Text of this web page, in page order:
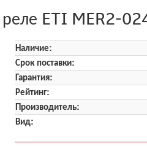
ETI MER2-
Наличие:
Срок поставки:
Гарантия:
Рейтинг:
Производитель:
Вид: